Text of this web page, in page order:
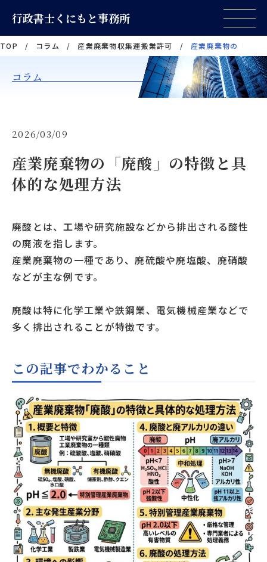
行政書士くにもと事務所
TOP / コラム / 産業廃棄物収集運搬業許可 / 産業廃棄物の「廃酸
コラム
2026/03/09
産業廃棄物の「廃酸」の特徴と具
体的な処理方法
廃酸とは、工場や研究施設などから排出される酸性
の廃液を指します。
産業廃棄物の一種であり、廃硫酸や廃塩酸、廃硝酸
などが主な例です。
廃酸は特に化学工業や鉄鋼業、電気機械産業などで
多く排出されることが特徴です。
この記事でわかること